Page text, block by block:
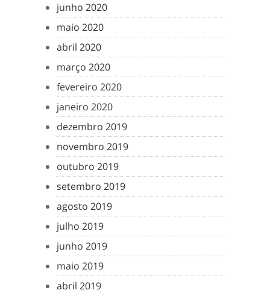
junho 2020
maio 2020
abril 2020
março 2020
fevereiro 2020
janeiro 2020
dezembro 2019
novembro 2019
outubro 2019
setembro 2019
agosto 2019
julho 2019
junho 2019
maio 2019
abril 2019